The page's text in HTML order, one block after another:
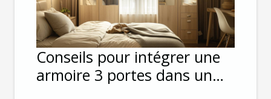
Conseils pour intégrer une
armoire 3 portes dans un